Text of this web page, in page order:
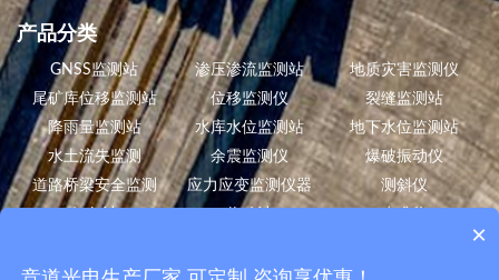
产品分类
GNSS监测站 渗压渗流监测站
地质灾害监测仪
尾矿库位移监测站
位移监测仪
裂缝监测站
降雨量监测站
水库水位监测站
地下水位监测站
水土流失监测
余震监测仪
爆破振动仪
道路桥梁安全监测
应力应变监测仪器
测斜仪
白蚁监测设备
×